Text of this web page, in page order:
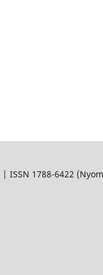
| ISSN 1788-6422